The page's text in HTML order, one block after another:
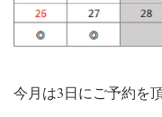
今月は3日にご予約を